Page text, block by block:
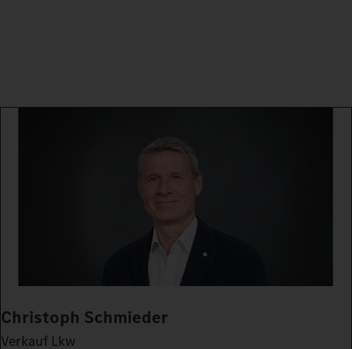
Christoph Schmieder
Verkauf Lkw